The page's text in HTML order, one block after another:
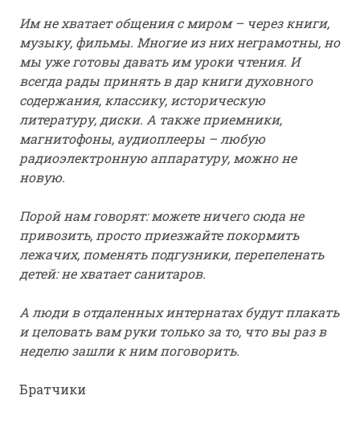
Им не хватает общения с миром – через книги,
музыку, фильмы. Многие из них неграмотны, но
мы уже готовы давать им уроки чтения. И
всегда рады принять в дар книги духовного
содержания, классику, историческую
литературу, диски. А также приемники,
магнитофоны, аудиоплееры – любую
радиоэлектронную аппаратуру, можно не
новую.
Порой нам говорят: можете ничего сюда не
привозить, просто приезжайте покормить
лежачих, поменять подгузники, перепеленать
детей: не хватает санитаров.
А люди в отдаленных интернатах будут плакать
и целовать вам руки только за то, что вы раз в
неделю зашли к ним поговорить.
Братчики